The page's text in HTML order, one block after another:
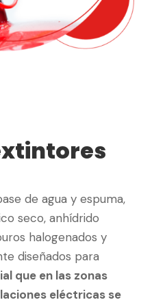
de agua y espuma,
seco, anhídrido
halogenados y
diseñados para
que en las zonas
eléctricas se